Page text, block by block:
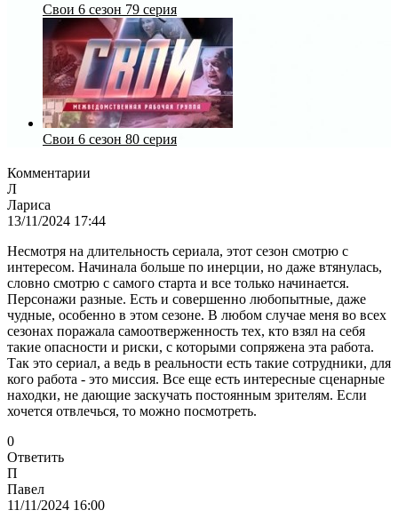
Свои 6 сезон 79 серия
Свои 6 сезон 80 серия
Комментарии
Л
Лариса
13/11/2024 17:44
Несмотря на длительность сериала, этот сезон смотрю с
интересом. Начинала больше по инерции, но даже втянулась,
словно смотрю с самого старта и все только начинается.
Персонажи разные. Есть и совершенно любопытные, даже
чудные, особенно в этом сезоне. В любом случае меня во всех
сезонах поражала самоотверженность тех, кто взял на себя
такие опасности и риски, с которыми сопряжена эта работа.
Так это сериал, а ведь в реальности есть такие сотрудники, для
кого работа - это миссия. Все еще есть интересные сценарные
находки, не дающие заскучать постоянным зрителям. Если
хочется отвлечься, то можно посмотреть.
0
Ответить
П
Павел
11/11/2024 16:00